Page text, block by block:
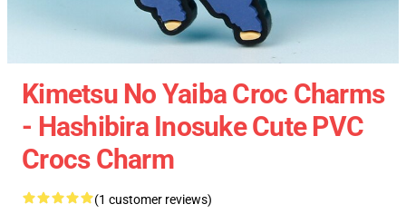
Kimetsu No Yaiba Croc Charms
- Hashibira Inosuke Cute PVC
Crocs Charm
(1 customer reviews)